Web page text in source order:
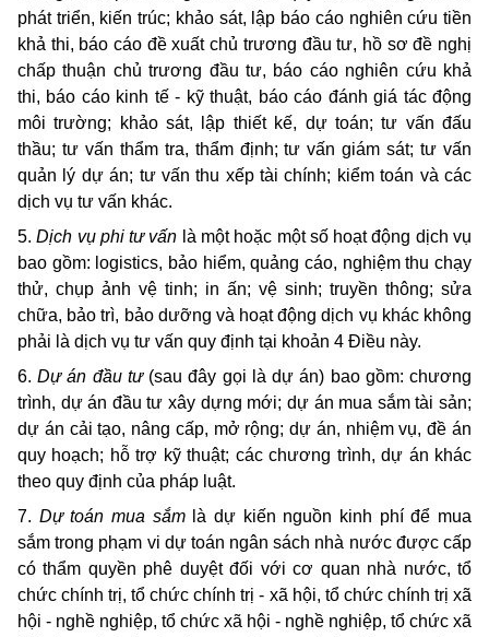
phát triển, kiến trúc; khảo sát, lập báo cáo nghiên cứu tiền
khả thi, báo cáo đề xuất chủ trương đầu tư, hồ sơ đề nghị
chấp thuận chủ trương đầu tư, báo cáo nghiên cứu khả
thi, báo cáo kinh tế - kỹ thuật, báo cáo đánh giá tác động
môi trường; khảo sát, lập thiết kế, dự toán; tư vấn đấu
thầu; tư vấn thẩm tra, thẩm định; tư vấn giám sát; tư vấn
quản lý dự án; tư vấn thu xếp tài chính; kiểm toán và các
dịch vụ tư vấn khác.
5. Dịch vụ phi tư vấn là một hoặc một số hoạt động dịch vụ
bao gồm: logistics, bảo hiểm, quảng cáo, nghiệm thu chạy
thử, chụp ảnh vệ tinh; in ấn; vệ sinh; truyền thông; sửa
chữa, bảo trì, bảo dưỡng và hoạt động dịch vụ khác không
phải là dịch vụ tư vấn quy định tại khoản 4 Điều này.
6. Dự án đầu tư(sau đây gọi là dự án) bao gồm: chương
trình, dự án đầu tư xây dựng mới; dự án mua sắm tài sản;
dự án cải tạo, nâng cấp, mở rộng; dự án, nhiệm vụ, đề án
quy hoạch; hỗ trợ kỹ thuật; các chương trình, dự án khác
theo quy định của pháp luật.
7. Dự toán mua sắmlà dự kiến nguồn kinh phí để mua
sắm trong phạm vi dự toán ngân sách nhà nước được cấp
có thẩm quyền phê duyệt đối với cơ quan nhà nước, tổ
chức chính trị, tổ chức chính trị - xã hội, tổ chức chính trị xã
hội - nghề nghiệp, tổ chức xã hội - nghề nghiệp, tổ chức xã